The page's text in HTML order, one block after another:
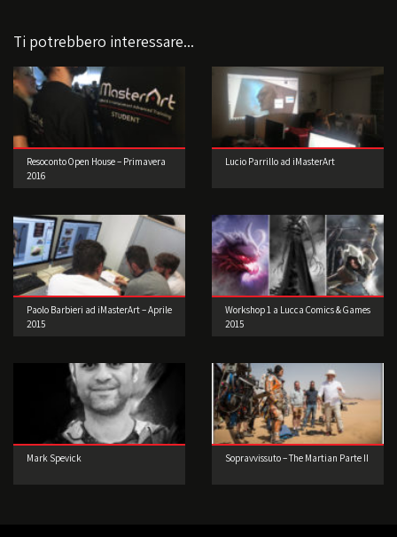
Ti potrebbero interessare...
Resoconto Open House – Primavera
2016
Lucio Parrillo ad iMasterArt
Paolo Barbieri ad iMasterArt – Aprile
2015
Workshop 1 a Lucca Comics & Games
2015
Mark Spevick Sopravvissuto – The Martian Parte II